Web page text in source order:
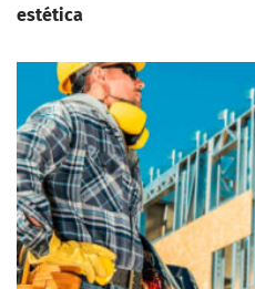
estética